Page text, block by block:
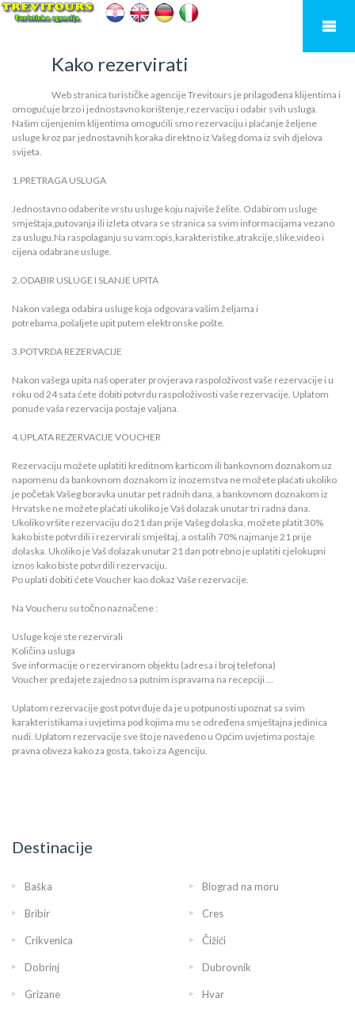
Kako rezervirati
Web stranica turističke agencije Trevitours je prilagođena klijentima i
omogućuje brzo i jednostavno korištenje,rezervaciju i odabir svih usluga.
Našim cijenjenim klijentima omogućili smo rezervaciju i plaćanje željene
usluge kroz par jednostavnih koraka direktno iz Vašeg doma iz svih djelova
svijeta.
1.PRETRAGA USLUGA
Jednostavno odaberite vrstu usluge koju najviše želite. Odabirom usluge
smještaja,putovanja ili izleta otvara se stranica sa svim informacijama vezano
za uslugu.Na raspolaganju su vam:opis,karakteristike,atrakcije,slike,video i
cijena odabrane usluge.
2.ODABIR USLUGE I SLANJE UPITA
Nakon vašega odabira usluge koja odgovara vašim željama i
potrebama,pošaljete upit putem elektronske pošte.
3.POTVRDA REZERVACIJE
Nakon vašega upita naš operater provjerava raspoloživost vaše rezervacije i u
roku od 24 sata ćete dobiti potvrdu raspoloživosti vaše rezervacije. Uplatom
ponude vaša rezervacija postaje valjana.
4.UPLATA REZERVACIJE VOUCHER
Rezervaciju možete uplatiti kreditnom karticom ili bankovnom doznakom uz
napomenu da bankovnom doznakom iz inozemstva ne možete plaćati ukoliko
je početak Vašeg boravka unutar pet radnih dana, a bankovnom doznakom iz
Hrvatske ne možete plaćati ukoliko je Vaš dolazak unutar tri radna dana.
Ukoliko vršite rezervaciju do 21 dan prije Vašeg dolaska, možete platit 30%
kako biste potvrdili i rezervirali smještaj, a ostalih 70% najmanje 21 prije
dolaska. Ukoliko je Vaš dolazak unutar 21 dan potrebno je uplatiti cjelokupni
iznos kako biste potvrdili rezervaciju.
Po uplati dobiti ćete Voucher kao dokaz Vaše rezervacije.
Na Voucheru su točno naznačene :
Usluge koje ste rezervirali
Količina usluga
Sve informacije o rezerviranom objektu (adresa i broj telefona)
Voucher predajete zajedno sa putnim ispravama na recepciji ...
Uplatom rezervacije gost potvrđuje da je u potpunosti upoznat sa svim
karakteristikama i uvjetima pod kojima mu se određena smještajna jedinica
nudi. Uplatom rezervacije sve što je navedeno u Općim uvjetima postaje
pravna obveza kako za gosta, tako i za Agenciju.
Destinacije
Baška Biograd na moru
Bribir Cres
Crikvenica Čižići
Dobrinj Dubrovnik
Grizane Hvar